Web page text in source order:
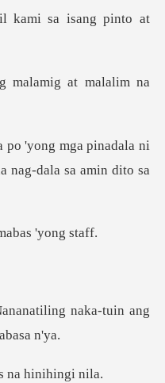
kami sa isang pin
malamig at m
nadala ni
nag-
tiling naka-tuin ang
na